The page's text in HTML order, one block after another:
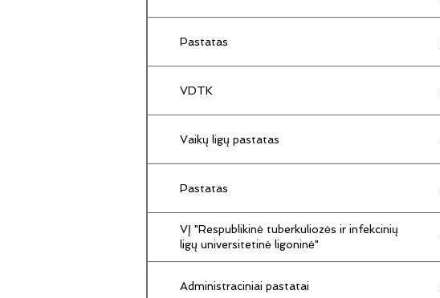
Pastatas
VDTK
Vaikų ligų pastatas
Pastatas
VĮ "Respublikinė tuberkuliozės ir infekcinių
ligų universitetinė ligoninė"
Administraciniai pastatai